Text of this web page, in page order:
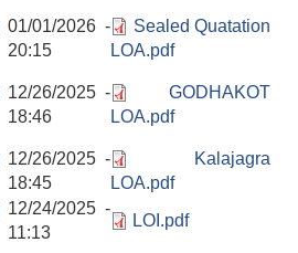
01/01/2026 -
20:15
Sealed Quatation
LOA.pdf
12/26/2025 -
18:46
GODHAKOT
LOA.pdf
12/26/2025 -
18:45
Kalajagra
LOA.pdf
12/24/2025 -
11:13
LOI.pdf